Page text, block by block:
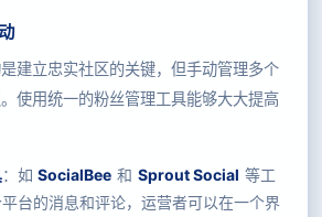
建立忠实社区的关键，但手动管理多个
使用统一的粉丝管理工具能够大大提高
：如SocialBee 和 Sprout Social 等工
台的消息和评论，运营者可以在一个界